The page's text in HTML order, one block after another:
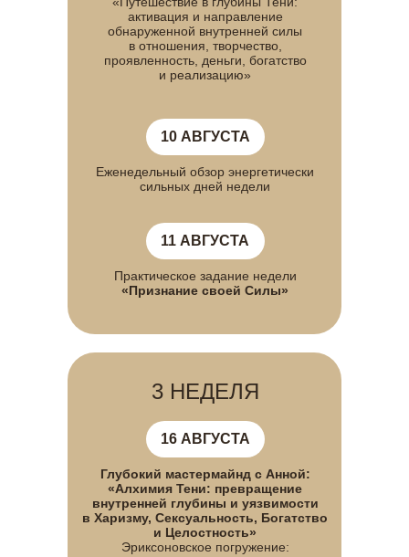
активация и направление
обнаруженной внутренней силы
в отношения, творчество,
проявленность, деньги, богатство
и реализацию»
10 АВГУСТА
Еженедельный обзор энергетически
сильных дней недели
11 АВГУСТА
Практическое задание недели
«Признание своей Силы»
3 НЕДЕЛЯ
16 АВГУСТА
Глубокий мастермайнд с Анной:
«Алхимия Тени: превращение
внутренней глубины и уязвимости
в Харизму, Сексуальность, Богатство
и Целостность»
Эриксоновское погружение: